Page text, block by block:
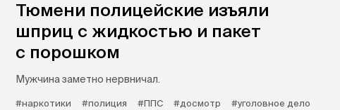
Тюмени полицейские изъяли
шприц с жидкостью и пакет
с порошком
Мужчина заметно нервничал.
#наркотики #полиция #ППС #досмотр
#уголовное дело